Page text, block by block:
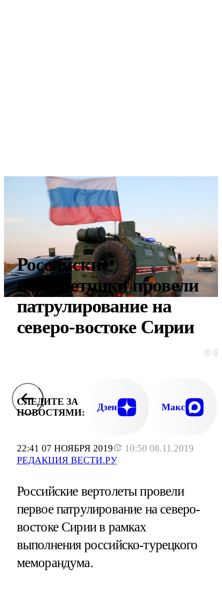
22:41 07 НОЯБРЯ 2019
10:50 08.11.2019
РЕДАКЦИЯ ВЕСТИ.РУ
Российские
вертолетчики провели
патрулирование на
северо-востоке Сирии
©
СЛЕДИТЕ ЗА
НОВОСТЯМИ:
Дзен Макс
Российские вертолеты провели
первое патрулирование на северо-
востоке Сирии в рамках
выполнения российско-турецкого
меморандума.